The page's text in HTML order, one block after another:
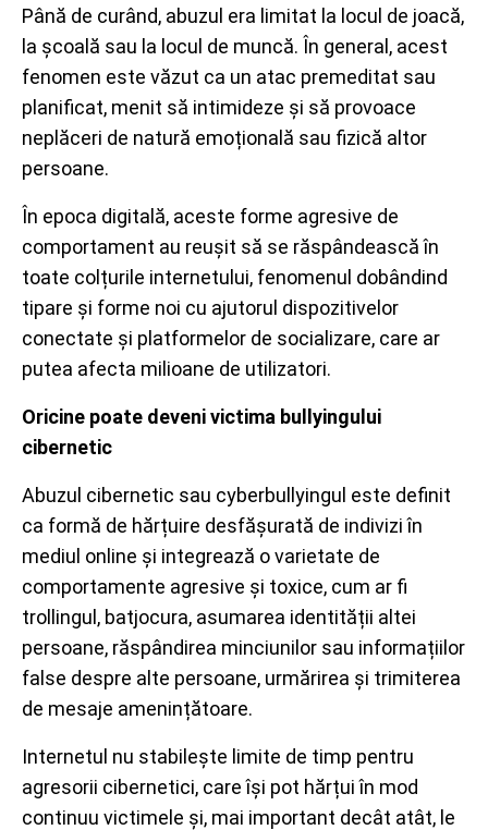
Până de curând, abuzul era limitat la locul de joacă,
la școală sau la locul de muncă. În general, acest
fenomen este văzut ca un atac premeditat sau
planificat, menit să intimideze și să provoace
neplăceri de natură emoțională sau fizică altor
persoane.
În epoca digitală, aceste forme agresive de
comportament au reușit să se răspândească în
toate colțurile internetului, fenomenul dobândind
tipare și forme noi cu ajutorul dispozitivelor
conectate și platformelor de socializare, care ar
putea afecta milioane de utilizatori.
Oricine poate deveni victima bullyingului
cibernetic
Abuzul cibernetic sau cyberbullyingul este definit
ca formă de hărțuire desfășurată de indivizi în
mediul online și integrează o varietate de
comportamente agresive și toxice, cum ar fi
trollingul, batjocura, asumarea identității altei
persoane, răspândirea minciunilor sau informațiilor
false despre alte persoane, urmărirea și trimiterea
de mesaje amenințătoare.
Internetul nu stabilește limite de timp pentru
agresorii cibernetici, care își pot hărțui în mod
continuu victimele și, mai important decât atât, le